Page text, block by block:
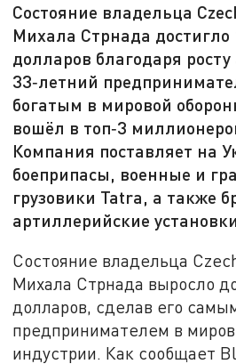
Состояние владельца
Михала Стрнада
долларов благодаря
33‑летний
богатым в мировой
вошёл в топ‑3
Компания поставляет на
боеприпасы, военные и
грузовики Tatra, а также
артиллерийские
Состояние владельца
Михала Стрнада выросло
долларов, сделав его
предпринимателем в
индустрии. Как сообщает